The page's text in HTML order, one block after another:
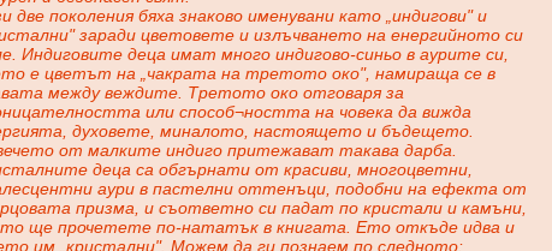
две поколения бяха знаково именувани като „индигови" и
заради цветовете и излъчването на енергийното си
Индиговите деца имат много индигово-синьо в аурите си,
е цветът на „чакрата на третото око", намираща се в
между веждите. Третото око отговаря за
или способ¬ността на човека да вижда
духовете, миналото, настоящето и бъдещето.
от малките индиго притежават такава дарба.
деца са обгърнати от красиви, многоцветни,
аури в пастелни оттенъци, подобни на ефекта от
призма, и съответно си падат по кристали и камъни,
ще прочетете по-нататък в книгата. Ето откъде идва и
им „кристални". Можем да ги познаем по следното: